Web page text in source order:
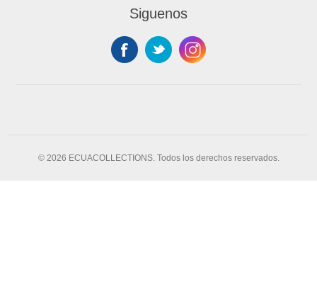
Siguenos
© 2026 ECUACOLLECTIONS. Todos los derechos reservados.